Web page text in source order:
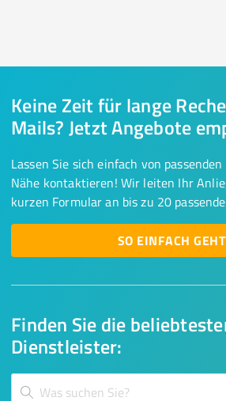
Finden Sie die
Dienstleister:
Keine Zeit für lange
Mails? Jetzt Angebote
Lassen Sie sich einfach von
Nähe kontaktieren! Wir leiten Ihr
kurzen Formular an bis zu 20
SO EINFACH